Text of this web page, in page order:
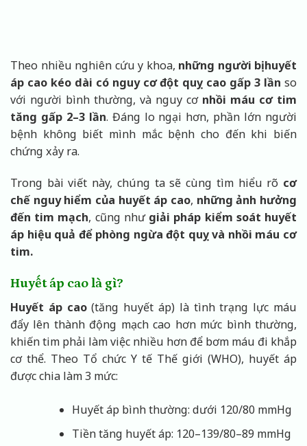
Theo nhiều nghiên cứu y khoa, những người bị huyết
áp cao kéo dài có nguy cơ đột quỵ cao gấp 3 lần so
với người bình thường, và nguy cơ nhồi máu cơ tim
tăng gấp 2–3 lần. Đáng lo ngại hơn, phần lớn người
bệnh không biết mình mắc bệnh cho đến khi biến
chứng xảy ra.
Trong bài viết này, chúng ta sẽ cùng tìm hiểu rõ cơ
chế nguy hiểm của huyết áp cao, những ảnh hưởng
đến tim mạch, cũng như giải pháp kiểm soát huyết
áp hiệu quả để phòng ngừa đột quỵ và nhồi máu cơ
tim.
Huyết áp cao là gì?
Huyết áp cao(tăng huyết áp) là tình trạng lực máu
đẩy lên thành động mạch cao hơn mức bình thường,
khiến tim phải làm việc nhiều hơn để bơm máu đi khắp
cơ thể. Theo Tổ chức Y tế Thế giới (WHO), huyết áp
được chia làm 3 mức:
Huyết áp bình thường: dưới 120/80 mmHg
Tiền tăng huyết áp: 120–139/80–89 mmHg